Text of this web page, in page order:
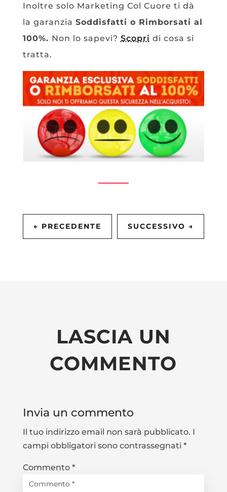
Inoltre solo Marketing Col Cuore ti dà
la garanzia Soddisfatti o Rimborsati al
100%. Non lo sapevi? Scopri di cosa si
tratta.
← PRECEDENTE SUCCESSIVO →
LASCIA UN
COMMENTO
Invia un commento
Il tuo indirizzo email non sarà pubblicato. I
campi obbligatori sono contrassegnati *
Commento *